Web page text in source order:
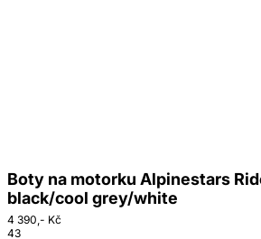
Boty na motorku Alpinestars
black/cool grey/white
4 390,- Kč
43